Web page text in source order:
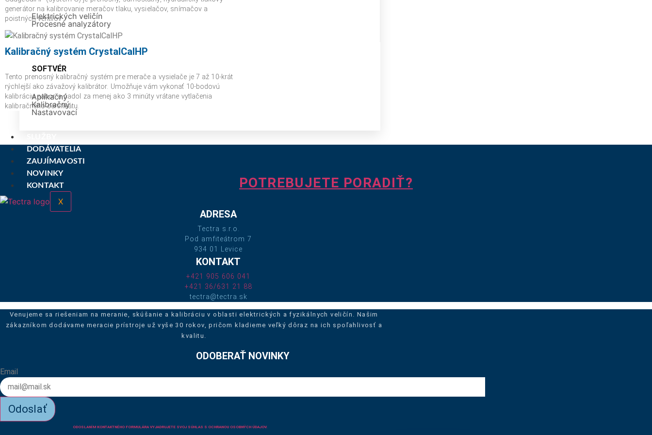
Elektrických veličín
Procesné analyzátory
SOFTVÉR
Aplikačný
Kalibračný
Nastavovací
DODÁVATELIA
ZAUJÍMAVOSTI
NOVINKY
KONTAKT
X
generátor na kalibrovanie meračov tlaku, vysielačov, snímačov a
poistných ventilov
Kalibračný systém CrystalCalHP
Tento prenosný kalibračný systém pre merače a vysielače je 7 až 10-krát
rýchlejší ako závažový kalibrátor. Umožňuje vám vykonať 10-bodovú
kalibráciu nahor a nadol za menej ako 3 minúty vrátane vytlačenia
kalibračného certifikátu.
POTREBUJETE PORADIŤ?
ADRESA
Tectra s.r.o.
Pod amfiteátrom 7
934 01 Levice
KONTAKT
+421 905 606 041
+421 36/631 21 88
tectra@tectra.sk
Venujeme sa riešeniam na meranie, skúšanie a kalibráciu v oblasti elektrických a fyzikálnych veličín. Našim
zákazníkom dodávame meracie prístroje už vyše 30 rokov, pričom kladieme veľký dôraz na ich spoľahlivosť a
kvalitu.
ODOBERAŤ NOVINKY
Email
Odoslať
ODOSLANÍM KONTAKTNÉHO FORMULÁRA VYJADRUJETE SVOJ SÚHLAS S OCHRANOU OSOBNÝCH ÚDAJOV.